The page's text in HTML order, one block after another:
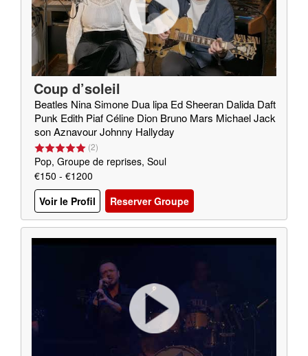
Coup d’soleil
Beatles Nina Simone Dua lipa Ed Sheeran Dalida Daft
Punk Edith Piaf Céline Dion Bruno Mars Michael Jack
son Aznavour Johnny Hallyday
(2)
Pop, Groupe de reprises, Soul
€150 - €1200
Voir le Profil
Reserver Groupe